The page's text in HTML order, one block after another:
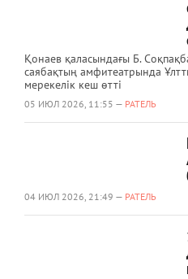
Қонаев қаласындағы Б.
саябақтың амфитеатрында
мерекелік кеш өтті
05 ИЮЛ 2026, 11:55 — РАТЕЛЬ
04 ИЮЛ 2026, 21:49 — РАТЕЛЬ